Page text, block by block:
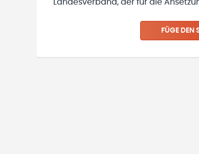
Landesverband, der für die
FÜGE DEN